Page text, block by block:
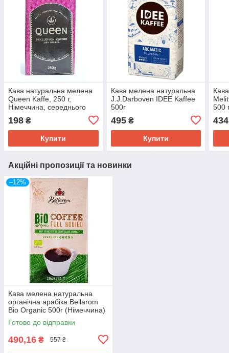
Кава натуральна мелена
Queen Kaffe, 250 г,
Німеччина, середнього
198 ₴
Купити
Кава мелена натуральна
J.J.Darboven IDEE Kaffee
500г
495₴
Купити
500
434
Акційні пропозиції та новинки
–12%
Кава мелена натуральна
органічна арабіка Bellarom
Bio Organic 500г (Німеччина)
Готово до відправки
490,16 ₴ 557 ₴